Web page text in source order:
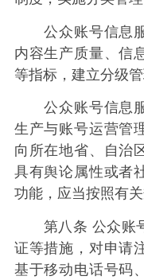
公众账号信息服
内容生产质量、信
等指标，建立分级
公众账号信息服
生产与账号运营管
向所在地省、自治
具有舆论属性或者
功能，应当按照有
第八条 公众账号
证等措施，对申请
基于移动电话号码